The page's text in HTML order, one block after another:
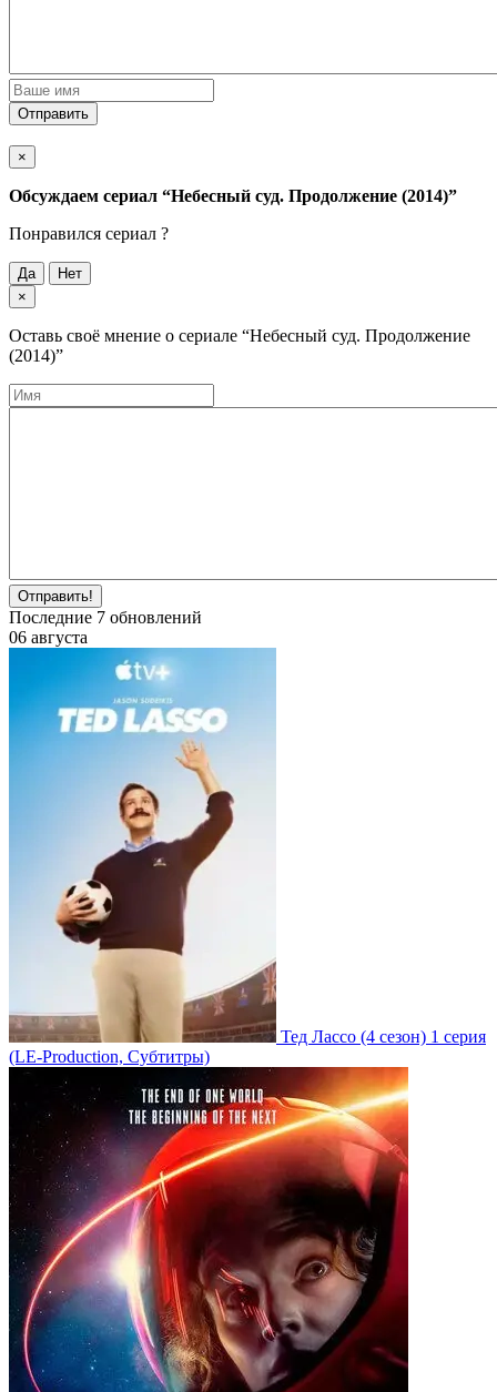
Отправить
×
Обсуждаем cериал “Небесный суд. Продолжение (2014)”
Понравился cериал ?
Да
Нет
×
Оставь своё мнение о cериале “Небесный суд. Продолжение
(2014)”
Отправить!
Последние 7 обновлений
06 августа
Тед Лассо (4 сезон) 1 серия
(LE-Production, Субтитры)